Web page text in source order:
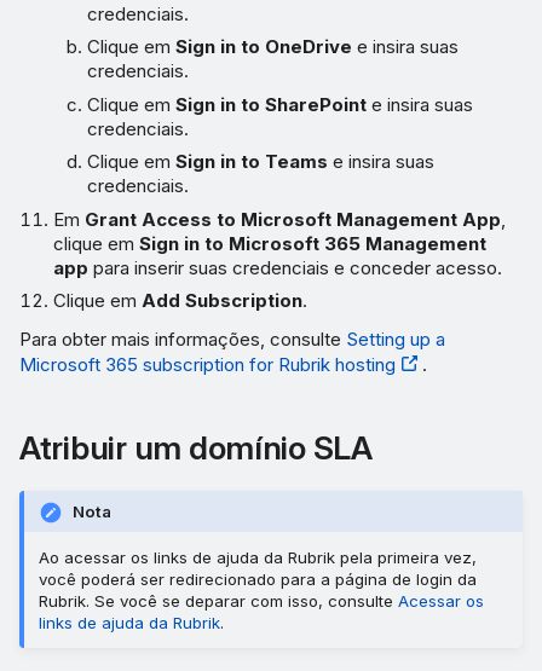
credenciais.
Clique emSign in to OneDrive e insira suas
credenciais.
Clique emSign in to SharePoint e insira suas
credenciais.
Clique emSign in to Teams e insira suas
credenciais.
Em Grant Access to Microsoft Management App
clique emSign in to Microsoft 365 Management
app para inserir suas credenciais e conceder acesso.
Clique emAdd Subscription.
Para obter mais informações, consulte Setting up a
Microsoft 365 subscription for Rubrik hosting
.
Atribuir um domínio SLA
Nota
Ao acessar os links de ajuda da Rubrik pela primeira vez,
você poderá ser redirecionado para a página de login da
Rubrik. Se você se deparar com isso, consulte Acessar os
links de ajuda da Rubrik.